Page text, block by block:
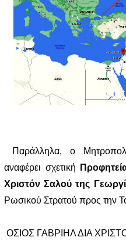
Παράλληλα, ο
αναφέρει σχετική
Χριστόν Σαλού της
Ρωσικού Στρατού προς την
ΟΣΙΟΣ ΓΑΒΡΙΗΛ ΔΙΑ